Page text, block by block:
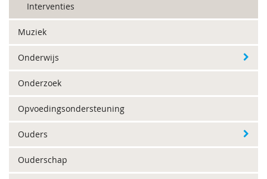
Interventies
Muziek
Onderwijs
Onderzoek
Opvoedingsondersteuning
Ouders
Ouderschap